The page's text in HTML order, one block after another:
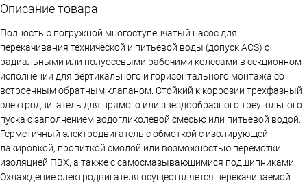
Описание товара
Полностью погружной многоступенчатый насос для
перекачивания технической и питьевой воды (допуск ACS) с
радиальными или полуосевыми рабочими колесами в секционном
исполнении для вертикального и горизонтального монтажа со
встроенным обратным клапаном. Стойкий к коррозии трехфазный
электродвигатель для прямого или звездообразного треугольного
пуска с заполнением водогликолевой смесью или питьевой водой.
Герметичный электродвигатель с обмоткой с изолирующей
лакировкой, пропиткой смолой или возможностью перемотки
изоляцией ПВХ, а также с самосмазывающимися подшипниками.
Охлаждение электродвигателя осуществляется перекачиваемой